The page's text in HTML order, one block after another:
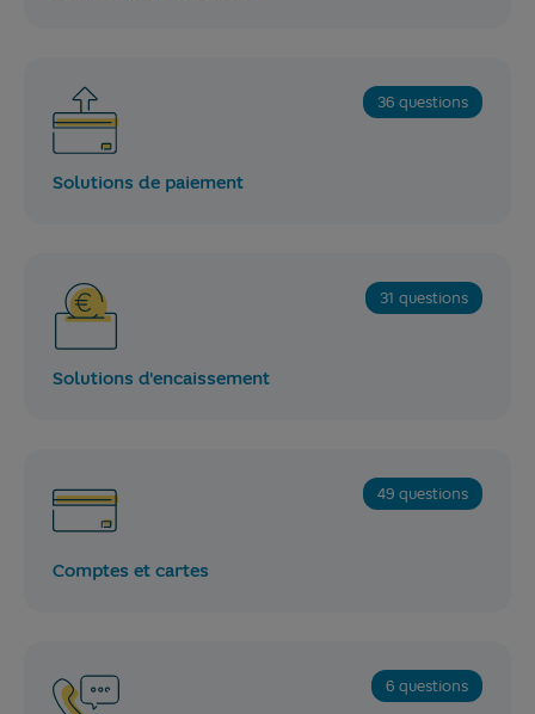
36 questions
Solutions de paiement
31 questions
Solutions d'encaissement
49 questions
Comptes et cartes
6 questions